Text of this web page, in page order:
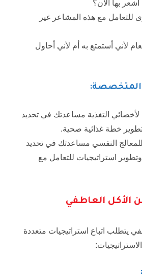
بها الآن؟
للتعامل مع هذه المشاعر غير
لأني أستمتع به أم لأني أحاول
المتخصصة:
التغذية مساعدتك في تحديد
خطة غذائية صحية.
النفسي مساعدتك في تحديد
استراتيجيات للتعامل مع
الأكل العاطفي
يتطلب اتباع استراتيجيات متعددة